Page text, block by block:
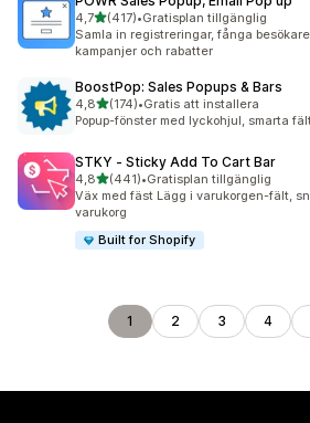
4,7av 5 stjärnor
(417)
417 recensioner totalt
•Gratisplan tillgänglig
Samla in registreringar, fånga
kampanjer och rabatter
BoostPop: Sales Popups & Bars
4,8av 5 stjärnor
(174)
174 recensioner totalt
•Gratis att installera
Popup-fönster med lyckohjul, smarta
STKY ‑ Sticky Add To Cart Bar
4,8av 5 stjärnor
(441)
441 recensioner totalt
•Gratisplan tillgänglig
Väx med fäst Lägg i varukorgen-fält,
varukorg
Built for Shopify
1 2 3 4